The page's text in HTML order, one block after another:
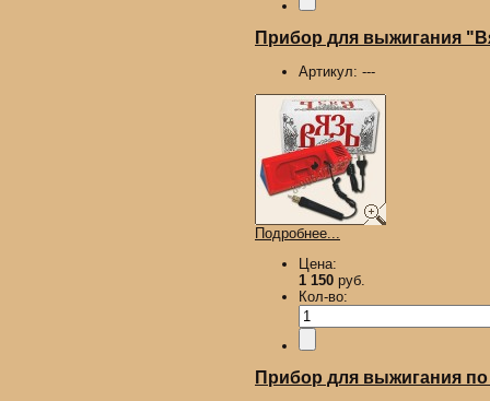
Прибор для выжигания
Артикул: ---
Подробнее...
Цена:
1 150 руб.
Кол-во:
Прибор для выжигания